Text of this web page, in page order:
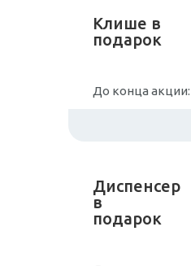
Клише в
подарок
До конца акции:
Диспенсер
в
подарок